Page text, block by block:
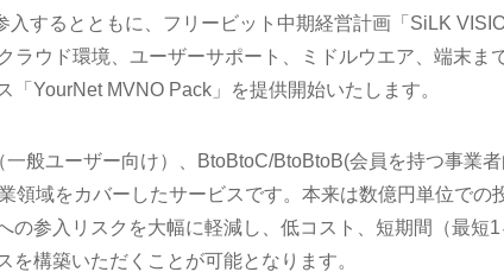
入するとともに、フリービット中期経営計画「SiLK
ラウド環境、ユーザーサポート、ミドルウエア、端末ま
YourNet MVNO Pack」を提供開始いたします。
一般ユーザー向け）、BtoBtoC/BtoBtoB(会員を持つ事業
領域をカバーしたサービスです。本来は数億円単位での
の参入リスクを大幅に軽減し、低コスト、短期間（最短1
を構築いただくことが可能となります。